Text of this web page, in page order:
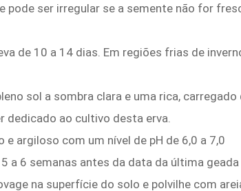
pode ser irregular se a semente não for
de 10 a 14 dias. Em regiões frias de
sol a sombra clara e uma rica,
dedicado ao cultivo desta erva.
e argiloso com um nível de pH de 6,0 a 7,0
a 6 semanas antes da data da última
na superfície do solo e polvilhe com